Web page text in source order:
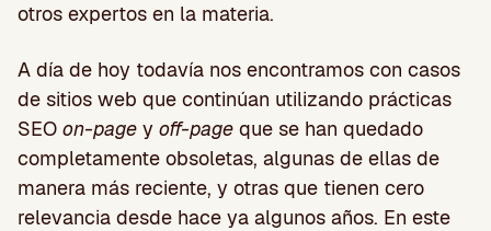
otros expertos en la materia.
A día de hoy todavía nos encontramos con casos
de sitios web que continúan utilizando prácticas
SEO on-page y off-page que se han quedado
completamente obsoletas, algunas de ellas de
manera más reciente, y otras que tienen cero
relevancia desde hace ya algunos años. En este